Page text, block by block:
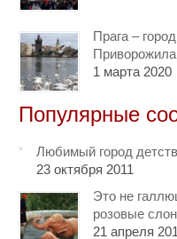
Прага –
Приворожила
1 марта 2020
Популярные
Любимый город
23 октября 2011
Это не
розовые
21 апреля